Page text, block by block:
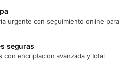
urgente con seguimiento online para
seguras
con encriptación avanzada y total